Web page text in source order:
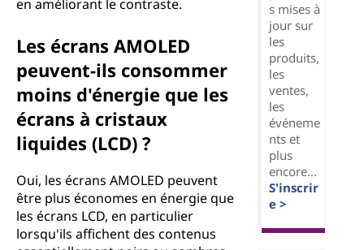
A
M
en améliorant le contraste.
Les écrans AMOLED
peuvent-ils consommer
moins d'énergie que les
écrans à cristaux
liquides (LCD) ?
Oui, les écrans AMOLED peuvent
être plus économes en énergie que
les écrans LCD, en particulier
lorsqu'ils affichent des contenus
s mises à
jour sur
les
produits,
les
ventes,
les
événeme
nts et
plus
encore...
S'inscrir
e >